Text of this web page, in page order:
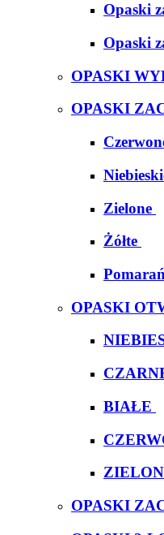
Opaski
Opaski
OPASKI
OPASKI
Zielone
Żółte
OPASKI
BIAŁE
OPASKI